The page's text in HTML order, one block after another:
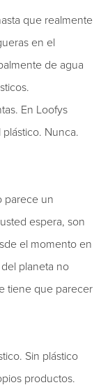
que realmente
en el
de agua
En Loofys
Nunca.
parece un
espera, son
el momento en
planeta no
tiene que parecer
Sin plástico
productos.